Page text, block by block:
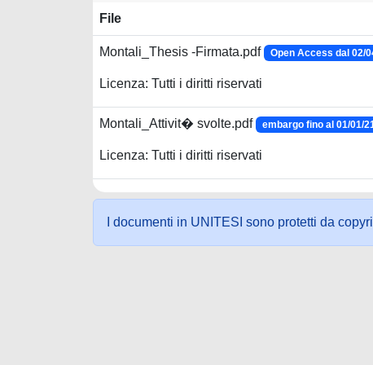
File
Montali_Thesis -Firmata.pdf Open Access dal 02/
Licenza: Tutti i diritti riservati
Montali_Attivit� svolte.pdf embargo fino al 01/01/
Licenza: Tutti i diritti riservati
I documenti in UNITESI sono protetti da